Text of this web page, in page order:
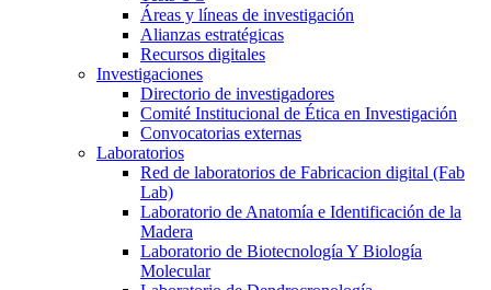
Áreas y líneas de investigación
Alianzas estratégicas
Recursos digitales
Investigaciones
Directorio de investigadores
Comité Institucional de Ética en Investigación
Convocatorias externas
Laboratorios
Red de laboratorios de Fabricacion digital (Fab
Lab)
Laboratorio de Anatomía e Identificación de la
Madera
Laboratorio de Biotecnología Y Biología
Molecular